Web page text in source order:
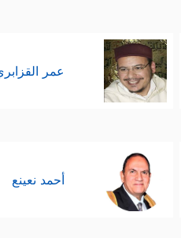
عمر
أحمد نعينع